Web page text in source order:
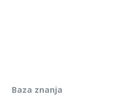
Baza znanja